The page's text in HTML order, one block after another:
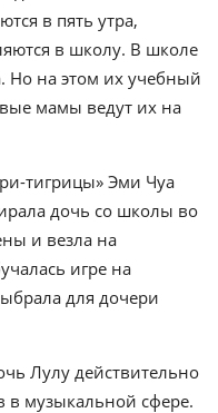
в пять утра,
в школу. В школе
Но на этом их учебный
мамы ведут их на
тигрицы» Эми Чуа
дочь со школы во
и везла на
игре на
для дочери
Лулу действительно
в музыкальной сфере.